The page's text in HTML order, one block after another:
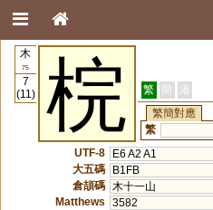
木
75
7
(11)
梡 繁 簡 港
繁簡對應
繁
UTF-8
E6 A2 A1
大五碼
B1FB
倉頡碼
木十一山
Matthews
3582